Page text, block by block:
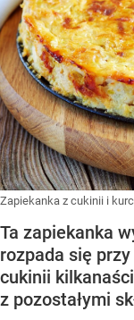
Zapiekanka z cukinii i
Ta zapiekanka
rozpada się
cukinii
z pozostałymi